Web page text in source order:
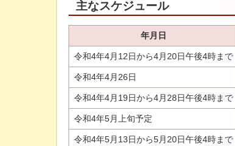
主なスケジュール
年月日
令和4年4月12日から4月20日午後4時まで
令和4年4月26日
令和4年4月19日から4月28日午後4時まで
令和4年5月上旬予定
令和4年5月13日から5月20日午後4時まで